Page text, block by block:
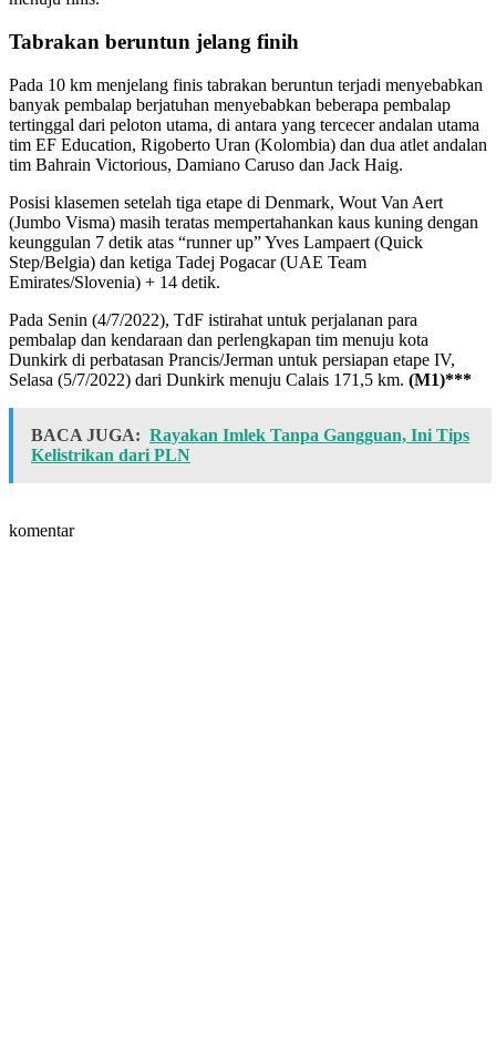
Tabrakan beruntun jelang finih
Pada 10 km menjelang finis tabrakan beruntun terjadi menyebabkan
banyak pembalap berjatuhan menyebabkan beberapa pembalap
tertinggal dari peloton utama, di antara yang tercecer andalan utama
tim EF Education, Rigoberto Uran (Kolombia) dan dua atlet andalan
tim Bahrain Victorious, Damiano Caruso dan Jack Haig.
Posisi klasemen setelah tiga etape di Denmark, Wout Van Aert
(Jumbo Visma) masih teratas mempertahankan kaus kuning dengan
keunggulan 7 detik atas “runner up” Yves Lampaert (Quick
Step/Belgia) dan ketiga Tadej Pogacar (UAE Team
Emirates/Slovenia) + 14 detik.
Pada Senin (4/7/2022), TdF istirahat untuk perjalanan para
pembalap dan kendaraan dan perlengkapan tim menuju kota
Dunkirk di perbatasan Prancis/Jerman untuk persiapan etape IV,
Selasa (5/7/2022) dari Dunkirk menuju Calais 171,5 km. (M1)***
BACA JUGA: Rayakan Imlek Tanpa Gangguan, Ini Tips
Kelistrikan dari PLN
komentar